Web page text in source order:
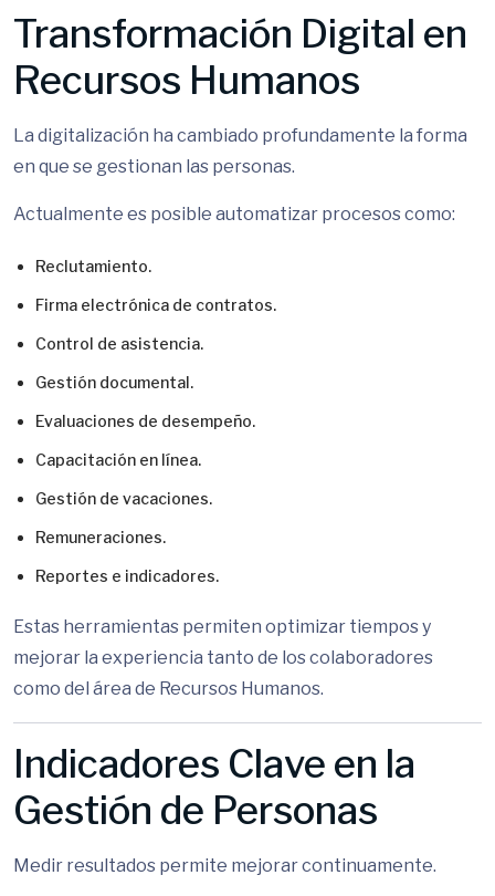
Transformación Digital en
Recursos Humanos
La digitalización ha cambiado profundamente la forma
en que se gestionan las personas.
Actualmente es posible automatizar procesos como:
Reclutamiento.
Firma electrónica de contratos.
Control de asistencia.
Gestión documental.
Evaluaciones de desempeño.
Capacitación en línea.
Gestión de vacaciones.
Remuneraciones.
Reportes e indicadores.
Estas herramientas permiten optimizar tiempos y
mejorar la experiencia tanto de los colaboradores
como del área de Recursos Humanos.
Indicadores Clave en la
Gestión de Personas
Medir resultados permite mejorar continuamente.